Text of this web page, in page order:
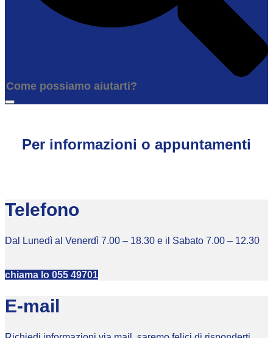
Per informazioni o appuntamenti
Telefono
Dal Lunedì al Venerdì 7.00 – 18.30 e il Sabato 7.00 – 12.30
chiama lo 055 49701
E-mail